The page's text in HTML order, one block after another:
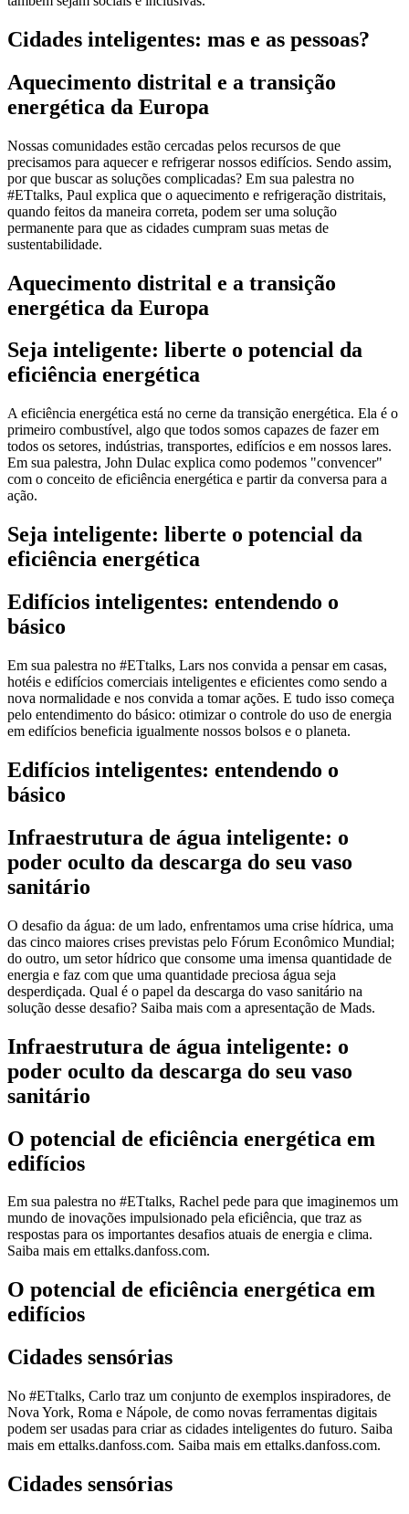
Cidades inteligentes: mas e as pessoas?
Aquecimento distrital e a transição
energética da Europa
Nossas comunidades estão cercadas pelos recursos de que
precisamos para aquecer e refrigerar nossos edifícios. Sendo assim,
por que buscar as soluções complicadas? Em sua palestra no
#ETtalks, Paul explica que o aquecimento e refrigeração distritais,
quando feitos da maneira correta, podem ser uma solução
permanente para que as cidades cumpram suas metas de
sustentabilidade.
Aquecimento distrital e a transição
energética da Europa
Seja inteligente: liberte o potencial da
eficiência energética
A eficiência energética está no cerne da transição energética. Ela é o
primeiro combustível, algo que todos somos capazes de fazer em
todos os setores, indústrias, transportes, edifícios e em nossos lares.
Em sua palestra, John Dulac explica como podemos "convencer"
com o conceito de eficiência energética e partir da conversa para a
ação.
Seja inteligente: liberte o potencial da
eficiência energética
Edifícios inteligentes: entendendo o
básico
Em sua palestra no #ETtalks, Lars nos convida a pensar em casas,
hotéis e edifícios comerciais inteligentes e eficientes como sendo a
nova normalidade e nos convida a tomar ações. E tudo isso começa
pelo entendimento do básico: otimizar o controle do uso de energia
em edifícios beneficia igualmente nossos bolsos e o planeta.
Edifícios inteligentes: entendendo o
básico
Infraestrutura de água inteligente: o
poder oculto da descarga do seu vaso
sanitário
O desafio da água: de um lado, enfrentamos uma crise hídrica, uma
das cinco maiores crises previstas pelo Fórum Econômico Mundial;
do outro, um setor hídrico que consome uma imensa quantidade de
energia e faz com que uma quantidade preciosa água seja
desperdiçada. Qual é o papel da descarga do vaso sanitário na
solução desse desafio? Saiba mais com a apresentação de Mads.
Infraestrutura de água inteligente: o
poder oculto da descarga do seu vaso
sanitário
O potencial de eficiência energética em
edifícios
Em sua palestra no #ETtalks, Rachel pede para que imaginemos um
mundo de inovações impulsionado pela eficiência, que traz as
respostas para os importantes desafios atuais de energia e clima.
Saiba mais em ettalks.danfoss.com.
O potencial de eficiência energética em
edifícios
Cidades sensórias
No #ETtalks, Carlo traz um conjunto de exemplos inspiradores, de
Nova York, Roma e Nápole, de como novas ferramentas digitais
podem ser usadas para criar as cidades inteligentes do futuro. Saiba
mais em ettalks.danfoss.com. Saiba mais em ettalks.danfoss.com.
Cidades sensórias